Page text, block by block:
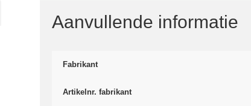
Aanvullende informatie
Fabrikant
Artikelnr. fabrikant